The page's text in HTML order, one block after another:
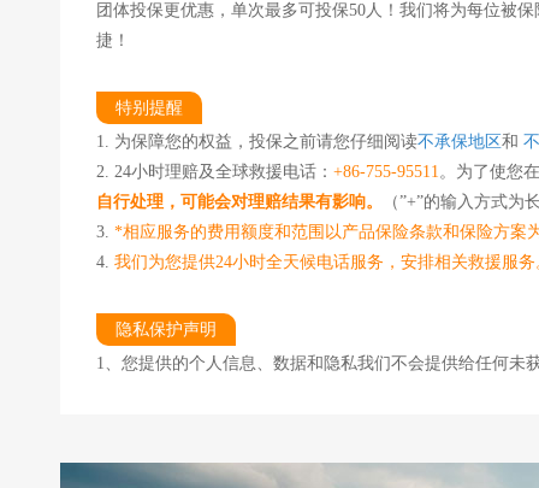
团体投保更优惠，单次最多可投保50人！我们将为每位被
捷！
特别提醒
1. 为保障您的权益，投保之前请您仔细阅读不承保地区和
2. 24小时理赔及全球救援电话： +86-755-95511。为了使您
自行处理，可能会对理赔结果有影响。
（”+”的输入方式为
3. *相应服务的费用额度和范围以产品保险条款和保险方案
4. 我们为您提供24小时全天候电话服务，安排相关救援服务
隐私保护声明
1、您提供的个人信息、数据和隐私我们不会提供给任何未